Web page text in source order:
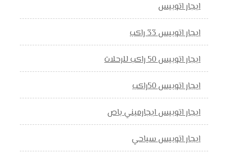
ايجار اتوبيس
ايجار اتوبيس 33 راكب
ايجار اتوبيس 50 راكب للرحلات
ايجار اتوبيس 50راكب
ايجار اتوبيس ايجارميني باص
ايجار اتوبيس سياحي